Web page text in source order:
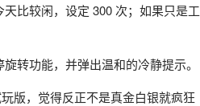
比较闲，设定 300 次；如果只是工
转功能，并弹出温和的冷静提示。
版，觉得反正不是真金白银就疯狂